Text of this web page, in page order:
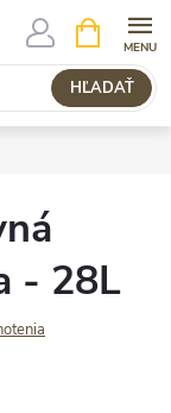
HĽADAŤ
KOŠÍK
- 28L